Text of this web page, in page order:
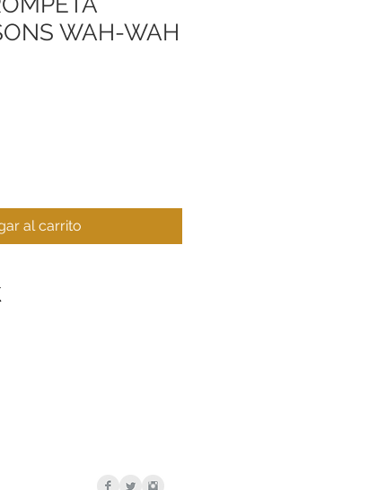
WAH-WAH
al carrito